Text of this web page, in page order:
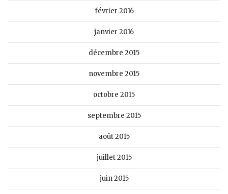
février 2016
janvier 2016
décembre 2015
novembre 2015
octobre 2015
septembre 2015
août 2015
juillet 2015
juin 2015